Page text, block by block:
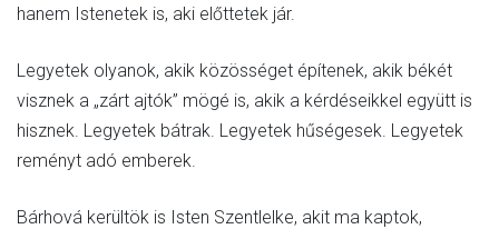
hanem Istenetek is, aki előttetek jár.
Legyetek olyanok, akik közösséget építenek, akik békét
visznek a „zárt ajtók” mögé is, akik a kérdéseikkel együtt is
hisznek. Legyetek bátrak. Legyetek hűségesek. Legyetek
reményt adó emberek.
Bárhová kerültök is Isten Szentlelke, akit ma kaptok,